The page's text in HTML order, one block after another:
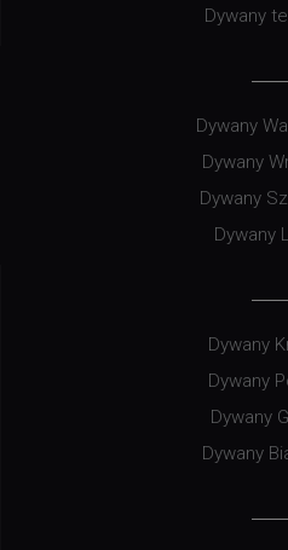
Dywany
Dywany
Dywany
Dywany
Dywany
Dywany
Dywany
Dywany
Dywany